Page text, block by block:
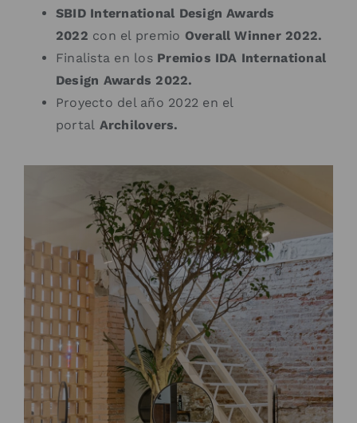
SBID International Design Awards
2022 con el premio Overall Winner 2022.
Finalista en losPremios IDA International
Design Awards 2022.
Proyecto del año 2022 en el
portal Archilovers.